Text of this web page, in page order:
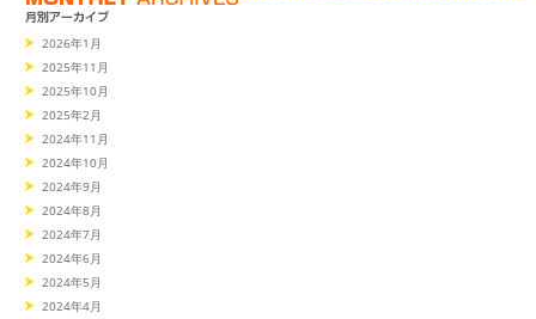
2026年1月
2025年11月
2025年10月
2025年2月
2024年11月
2024年10月
2024年9月
2024年8月
2024年7月
2024年6月
2024年5月
2024年4月